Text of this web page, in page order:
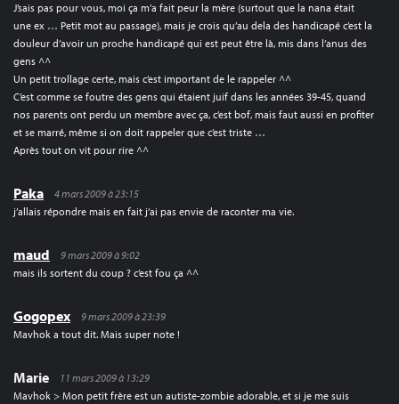
J’sais pas pour vous, moi ça m’a fait peur la mère (surtout que la nana était
une ex … Petit mot au passage), mais je crois qu’au dela des handicapé c’est la
douleur d’avoir un proche handicapé qui est peut être là, mis dans l’anus des
gens ^^
Un petit trollage certe, mais c’est important de le rappeler ^^
C’est comme se foutre des gens qui étaient juif dans les années 39-45, quand
nos parents ont perdu un membre avec ça, c’est bof, mais faut aussi en profiter
et se marré, même si on doit rappeler que c’est triste …
Après tout on vit pour rire ^^
Paka
4 mars 2009 à 23:15
j’allais répondre mais en fait j’ai pas envie de raconter ma vie.
maud
9 mars 2009 à 9:02
mais ils sortent du coup ? c’est fou ça ^^
Gogopex
9 mars 2009 à 23:39
Mavhok a tout dit. Mais super note !
Marie
11 mars 2009 à 13:29
Mavhok > Mon petit frère est un autiste-zombie adorable, et si je me suis